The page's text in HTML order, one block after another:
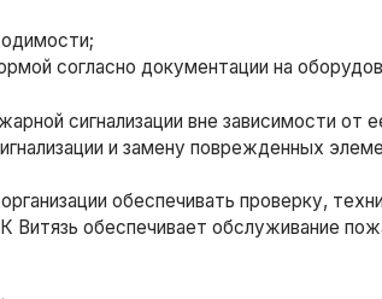
согласно документации на
сигнализации вне зависимости от
и замену поврежденных
обеспечивать проверку,
обеспечивает обслуживание